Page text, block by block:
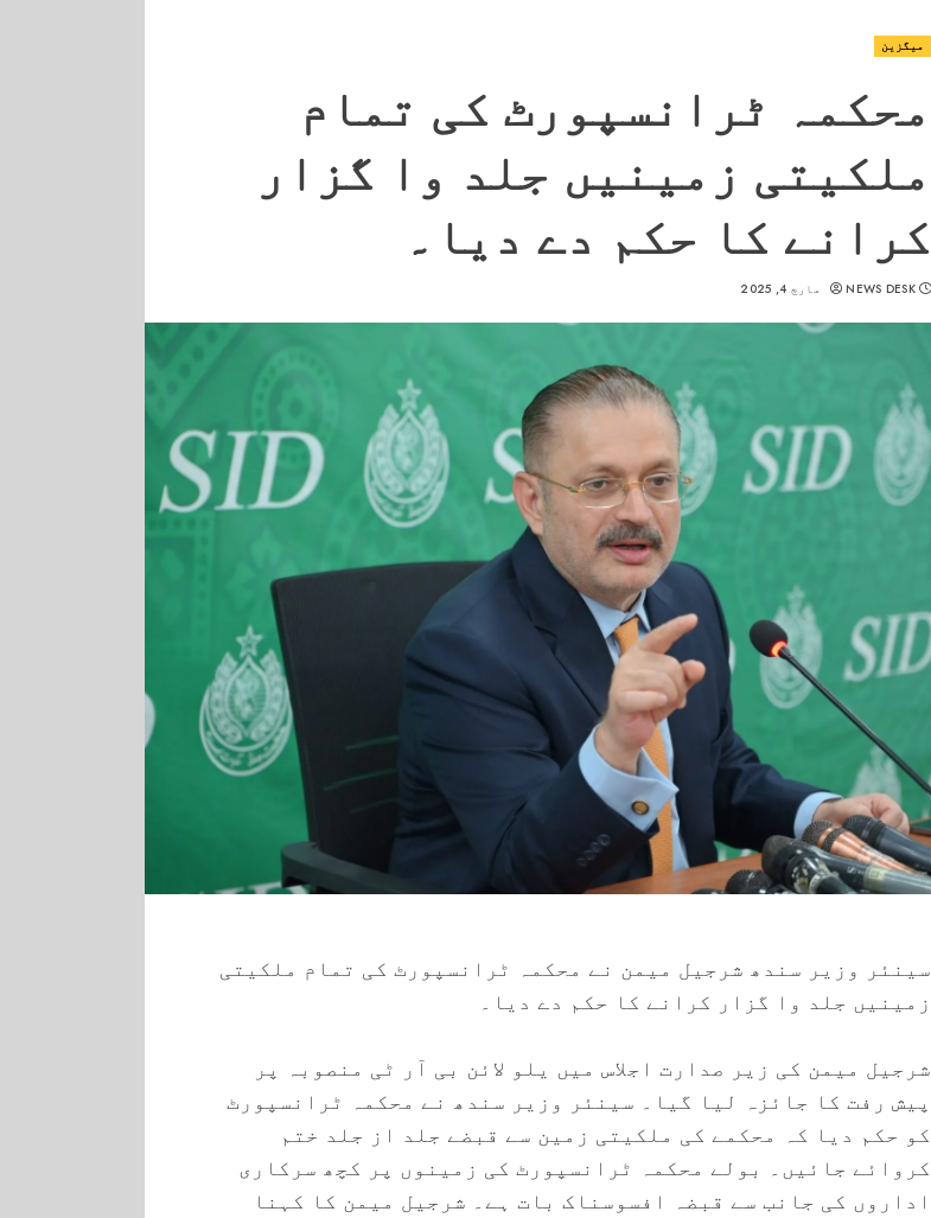
میگزین
محکمہ ٹرانسپورٹ کی تمام
ملکیتی زمینیں جلد وا گزار
کرانے کا حکم دے دیا۔
NEWS DESK مارچ 4, 2025
سینئر وزیر سندھ شرجیل میمن نے محکمہ ٹرانسپورٹ کی تمام ملکیتی
زمینیں جلد وا گزار کرانے کا حکم دے دیا۔
شرجیل میمن کی زیر صدارت اجلاس میں یلو لائن بی آر ٹی منصوبہ پر
پیش رفت کا جائزہ لیا گیا۔ سینئر وزیر سندھ نے محکمہ ٹرانسپورٹ
کو حکم دیا کہ محکمے کی ملکیتی زمین سے قبضے جلد از جلد ختم
کروائے جائیں۔ بولے محکمہ ٹرانسپورٹ کی زمینوں پر کچھ سرکاری
اداروں کی جانب سے قبضہ افسوسناک بات ہے۔ شرجیل میمن کا کہنا